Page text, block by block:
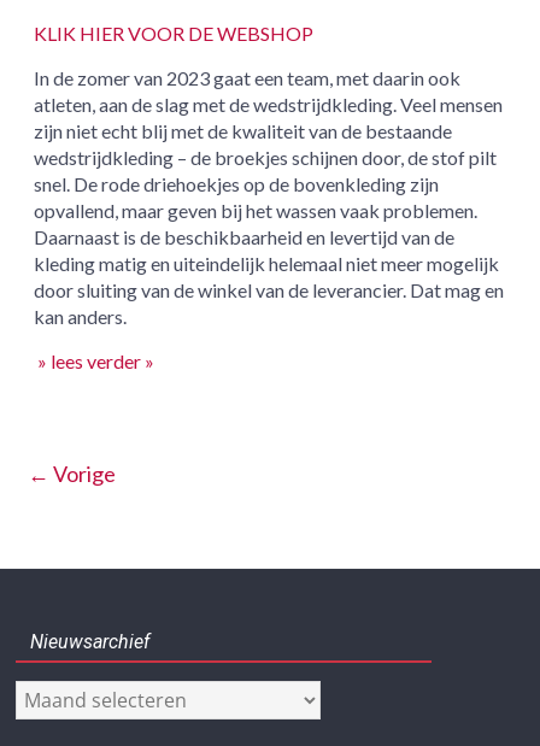
KLIK HIER VOOR DE WEBSHOP
In de zomer van 2023 gaat een team, met daarin ook
atleten, aan de slag met de wedstrijdkleding. Veel mensen
zijn niet echt blij met de kwaliteit van de bestaande
wedstrijdkleding – de broekjes schijnen door, de stof pilt
snel. De rode driehoekjes op de bovenkleding zijn
opvallend, maar geven bij het wassen vaak problemen.
Daarnaast is de beschikbaarheid en levertijd van de
kleding matig en uiteindelijk helemaal niet meer mogelijk
door sluiting van de winkel van de leverancier. Dat mag en
kan anders.
» lees verder »
← Vorige
Nieuwsarchief
Nieuwsarchief